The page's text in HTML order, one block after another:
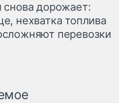
снова дорожает:
нехватка топлива
перевозки